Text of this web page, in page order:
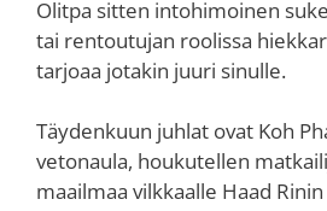
Olitpa sitten intohimoinen
tai rentoutujan roolissa
tarjoaa jotakin juuri sinulle.
Täydenkuun juhlat ovat Koh
vetonaula, houkutellen
maailmaa vilkkaalle Haad